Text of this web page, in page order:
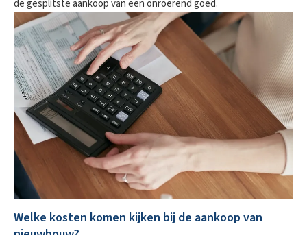
de gesplitste aankoop van een onroerend goed.
Welke kosten komen kijken bij de aankoop van